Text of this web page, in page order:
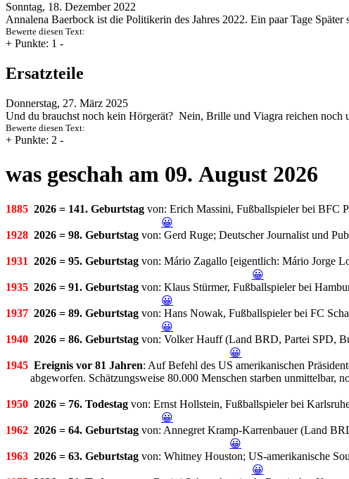
Sonntag, 18. Dezember 2022
Annalena Baerbock ist die Politikerin des Jahres 2022. Ein paar Tage
Bewerte diesen Text:
+ Punkte: 1 -
Ersatzteile
Donnerstag, 27. März 2025
Und du brauchst noch kein Hörgerät? Nein, Brille und Viagra reichen noch
Bewerte diesen Text:
+ Punkte: 2 -
was geschah am 09. August 2026
1885 2026 = 141. Geburtstag von: Erich Massini, Fußballspieler bei BFC
😀
1928 2026 = 98. Geburtstag von: Gerd Ruge; Deutscher Journalist und
1931 2026 = 95. Geburtstag von: Mário Zagallo [eigentlich: Mário Jorge
😀
1935 2026 = 91. Geburtstag von: Klaus Stürmer, Fußballspieler bei
😀
1937 2026 = 89. Geburtstag von: Hans Nowak, Fußballspieler bei FC
😀
1940 2026 = 86. Geburtstag von: Volker Hauff (Land BRD, Partei SPD,
😀
1945 Ereignis vor 81 Jahren: Auf Befehl des US amerikanischen
abgeworfen. Schätzungsweise 80.000 Menschen starben unmittelbar,
1950 2026 = 76. Todestag von: Ernst Hollstein, Fußballspieler bei
😀
1962 2026 = 64. Geburtstag von: Annegret Kramp-Karrenbauer (Land
😀
1963 2026 = 63. Geburtstag von: Whitney Houston; US-amerikanische
😀